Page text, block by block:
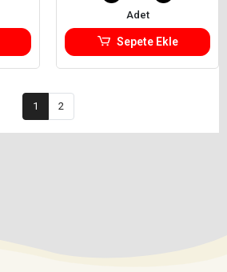
Adet
Sepete Ekle
1 2